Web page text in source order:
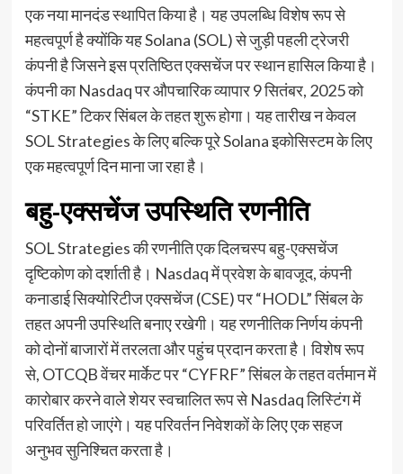
एक नया मानदंड स्थापित किया है। यह उपलब्धि विशेष रूप से
महत्वपूर्ण है क्योंकि यह Solana (SOL) से जुड़ी पहली ट्रेजरी
कंपनी है जिसने इस प्रतिष्ठित एक्सचेंज पर स्थान हासिल किया है।
कंपनी का Nasdaq पर औपचारिक व्यापार 9 सितंबर, 2025 को
“STKE” टिकर सिंबल के तहत शुरू होगा। यह तारीख न केवल
SOL Strategies के लिए बल्कि पूरे Solana इकोसिस्टम के लिए
एक महत्वपूर्ण दिन माना जा रहा है।
बहु-एक्सचेंज उपस्थिति रणनीति
SOL Strategies की रणनीति एक दिलचस्प बहु-एक्सचेंज
दृष्टिकोण को दर्शाती है। Nasdaq में प्रवेश के बावजूद, कंपनी
कनाडाई सिक्योरिटीज एक्सचेंज (CSE) पर “HODL” सिंबल के
तहत अपनी उपस्थिति बनाए रखेगी। यह रणनीतिक निर्णय कंपनी
को दोनों बाजारों में तरलता और पहुंच प्रदान करता है। विशेष रूप
से, OTCQB वेंचर मार्केट पर “CYFRF” सिंबल के तहत वर्तमान में
कारोबार करने वाले शेयर स्वचालित रूप से Nasdaq लिस्टिंग में
परिवर्तित हो जाएंगे। यह परिवर्तन निवेशकों के लिए एक सहज
अनुभव सुनिश्चित करता है।